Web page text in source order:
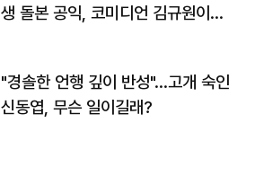
생 돌본 공익, 코미디언 김규원이었
"경솔한 언행 깊이 반성"…고개 숙인
신동엽, 무슨 일이길래?